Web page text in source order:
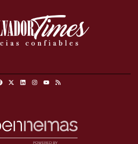
FacebookLinkedinInstagram